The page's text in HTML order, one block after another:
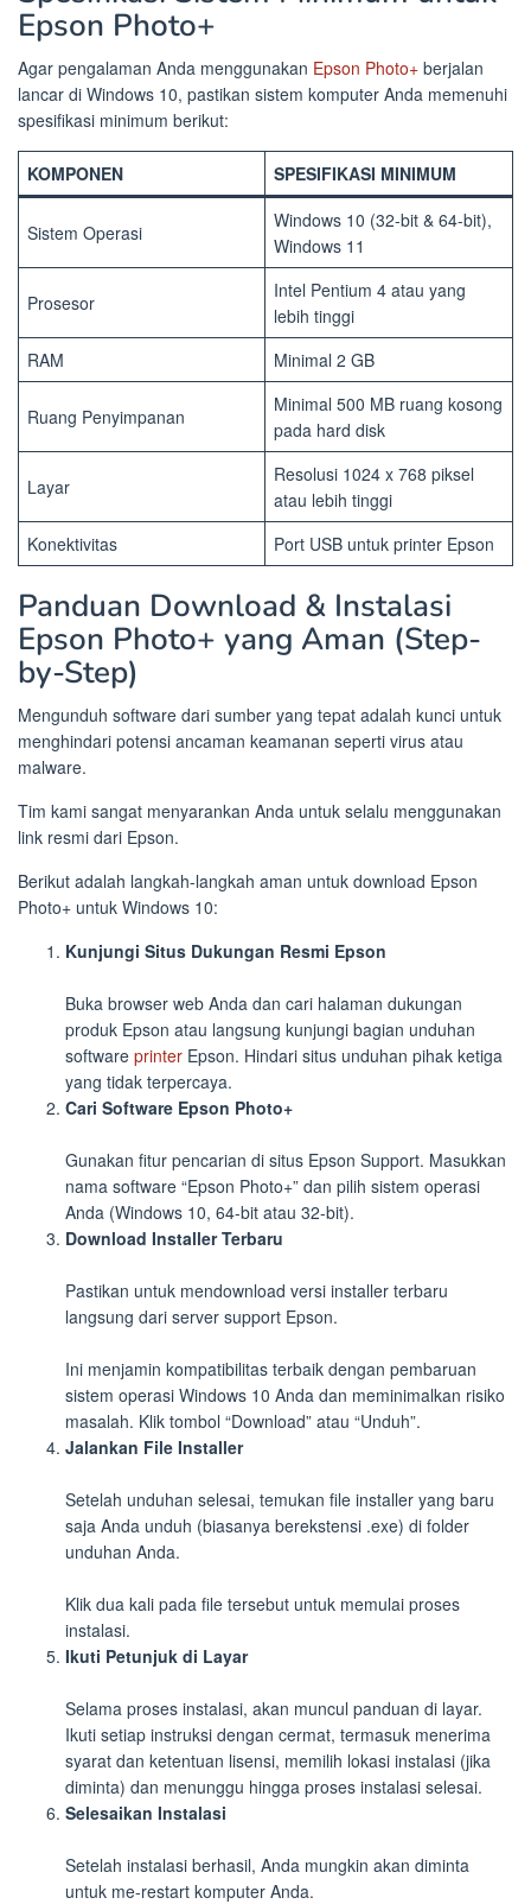
Epson Photo+
Agar pengalaman Anda menggunakan Epson Photo+ berjalan
lancar di Windows 10, pastikan sistem komputer Anda memenuhi
spesifikasi minimum berikut:
KOMPONEN SPESIFIKASI MINIMUM
Sistem Operasi
Windows 10 (32-bit & 64-bit),
Windows 11
Prosesor
Intel Pentium 4 atau yang
lebih tinggi
RAM
Minimal 2 GB
Ruang Penyimpanan
Minimal 500 MB ruang kosong
pada hard disk
Layar
Resolusi 1024 x 768 piksel
atau lebih tinggi
Konektivitas
Port USB untuk printer Epson
Panduan Download & Instalasi
Epson Photo+ yang Aman (Step-
by-Step)
Mengunduh software dari sumber yang tepat adalah kunci untuk
menghindari potensi ancaman keamanan seperti virus atau
malware.
Tim kami sangat menyarankan Anda untuk selalu menggunakan
link resmi dari Epson.
Berikut adalah langkah-langkah aman untuk download Epson
Photo+ untuk Windows 10:
Kunjungi Situs Dukungan Resmi Epson
Buka browser web Anda dan cari halaman dukungan
produk Epson atau langsung kunjungi bagian unduhan
software printer Epson. Hindari situs unduhan pihak ketiga
yang tidak terpercaya.
Cari Software Epson Photo+
Gunakan fitur pencarian di situs Epson Support. Masukkan
nama software “Epson Photo+” dan pilih sistem operasi
Anda (Windows 10, 64-bit atau 32-bit).
Download Installer Terbaru
Pastikan untuk mendownload versi installer terbaru
langsung dari server support Epson.
Ini menjamin kompatibilitas terbaik dengan pembaruan
sistem operasi Windows 10 Anda dan meminimalkan risiko
masalah. Klik tombol “Download” atau “Unduh”.
Jalankan File Installer
Setelah unduhan selesai, temukan file installer yang baru
saja Anda unduh (biasanya berekstensi .exe) di folder
unduhan Anda.
Klik dua kali pada file tersebut untuk memulai proses
instalasi.
Ikuti Petunjuk di Layar
Selama proses instalasi, akan muncul panduan di layar.
Ikuti setiap instruksi dengan cermat, termasuk menerima
syarat dan ketentuan lisensi, memilih lokasi instalasi (jika
diminta) dan menunggu hingga proses instalasi selesai.
Selesaikan Instalasi
Setelah instalasi berhasil, Anda mungkin akan diminta
untuk me-restart komputer Anda.